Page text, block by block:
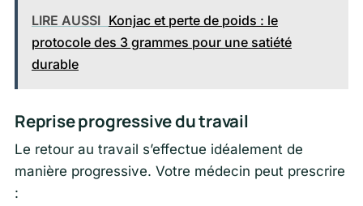
LIRE AUSSI Konjac et perte de poids : le
protocole des 3 grammes pour une satiété
durable
Reprise progressive du travail
Le retour au travail s’effectue idéalement de
manière progressive. Votre médecin peut prescrire
: